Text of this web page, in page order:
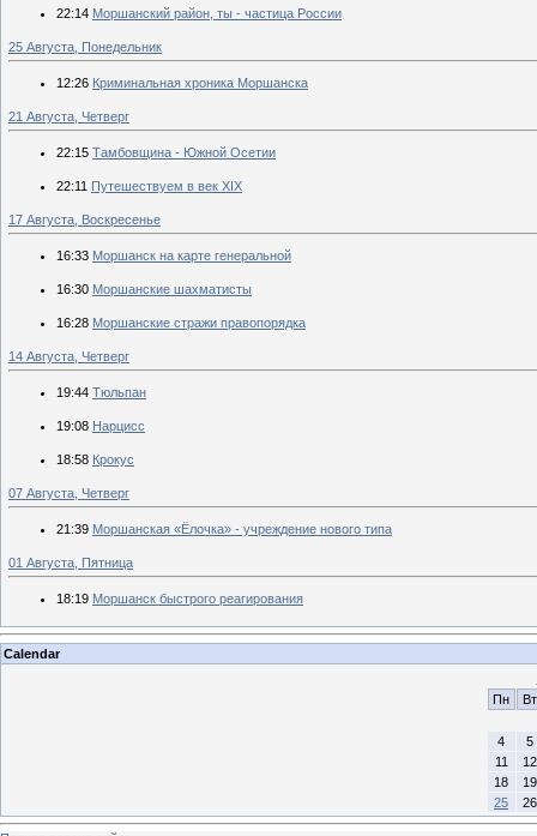
22:14 Моршанский район, ты - частица России
25 Августа, Понедельник
12:26 Криминальная хроника Моршанска
21 Августа, Четверг
22:15 Тамбовщина - Южной Осетии
22:11 Путешествуем в век ХIX
17 Августа, Воскресенье
16:33 Моршанск на карте генеральной
16:30 Моршанские шахматисты
16:28 Моршанские стражи правопорядка
14 Августа, Четверг
19:44 Тюльпан
19:08 Нарцисс
18:58 Крокус
07 Августа, Четверг
21:39 Моршанская «Ёлочка» - учреждение нового типа
01 Августа, Пятница
18:19 Моршанск быстрого реагирования
Calendar
Пн
Вт
4
5
11
12
18
19
25
26